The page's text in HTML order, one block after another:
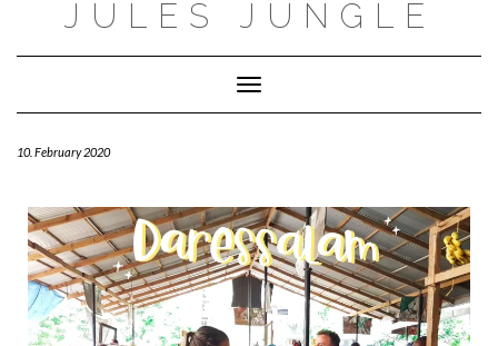
JULES JUNGLE
Toggle Navigation
10. February 2020